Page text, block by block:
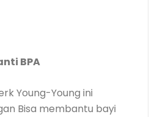
BPA
Young-Young ini
Bisa membantu bayi